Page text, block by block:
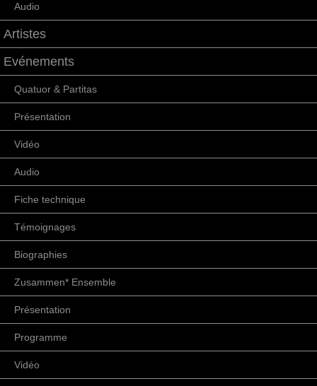
Audio
Artistes
Evénements
Quatuor & Partitas
Présentation
Vidéo
Audio
Fiche technique
Témoignages
Biographies
Zusammen* Ensemble
Présentation
Programme
Vidéo